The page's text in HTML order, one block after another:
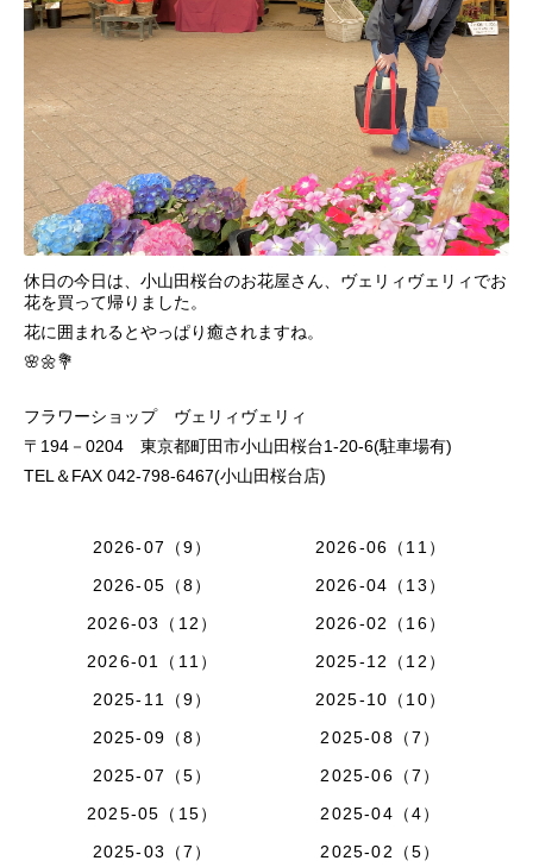
休日の今日は、小山田桜台のお花屋さん、ヴェリィヴェリィでお
花を買って帰りました。
花に囲まれるとやっぱり癒されますね。
🌸🌼💐
フラワーショップ ヴェリィヴェリィ
〒194－0204 東京都町田市小山田桜台1-20-6(駐車場有)
TEL＆FAX 042-798-6467(小山田桜台店)
2026-07（9）
2026-06（11）
2026-05（8）
2026-04（13）
2026-03（12）
2026-02（16）
2026-01（11）
2025-12（12）
2025-11（9）
2025-10（10）
2025-09（8）
2025-08（7）
2025-07（5）
2025-06（7）
2025-05（15）
2025-04（4）
2025-03（7）
2025-02（5）